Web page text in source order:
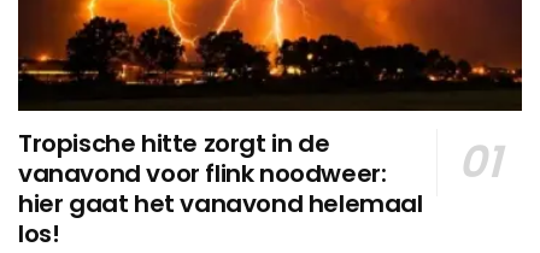
Tropische hitte zorgt in de
vanavond voor flink noodweer:
hier gaat het vanavond helemaal
los!